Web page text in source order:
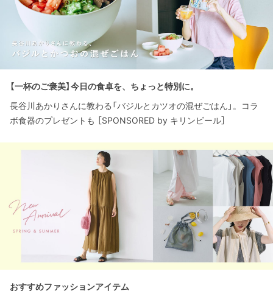
【一杯のご褒美】今日の食卓を、ちょっと特別に。
長谷川あかりさんに教わる「バジルとカツオの混ぜごはん」。コラ
ボ食器のプレゼントも ［SPONSORED by キリンビール］
おすすめファッションアイテム